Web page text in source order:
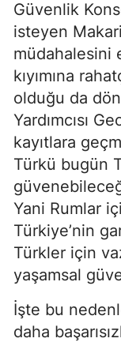
Güvenlik
isteyen
müdahalesini
kıyımına
olduğu da
Yardımcısı
kayıtlara
Türkü bugün
Yani Rumlar
Türkiye’nin
Türkler için
yaşamsal
İşte bu
daha